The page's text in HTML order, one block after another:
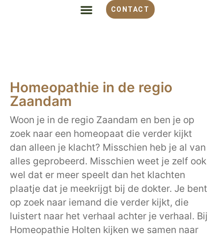
CONTACT
Homeopathie in de regio
Zaandam
Woon je in de regio Zaandam en ben je op
zoek naar een homeopaat die verder kijkt
dan alleen je klacht? Misschien heb je al van
alles geprobeerd. Misschien weet je zelf ook
wel dat er meer speelt dan het klachten
plaatje dat je meekrijgt bij de dokter. Je bent
op zoek naar iemand die verder kijkt, die
luistert naar het verhaal achter je verhaal. Bij
Homeopathie Holten kijken we samen naar